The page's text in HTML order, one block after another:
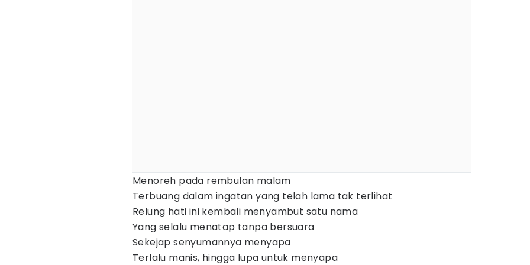
Menoreh pada rembulan malam
Terbuang dalam ingatan yang telah lama tak terlihat
Relung hati ini kembali menyambut satu nama
Yang selalu menatap tanpa bersuara
Sekejap senyumannya menyapa
Terlalu manis, hingga lupa untuk menyapa